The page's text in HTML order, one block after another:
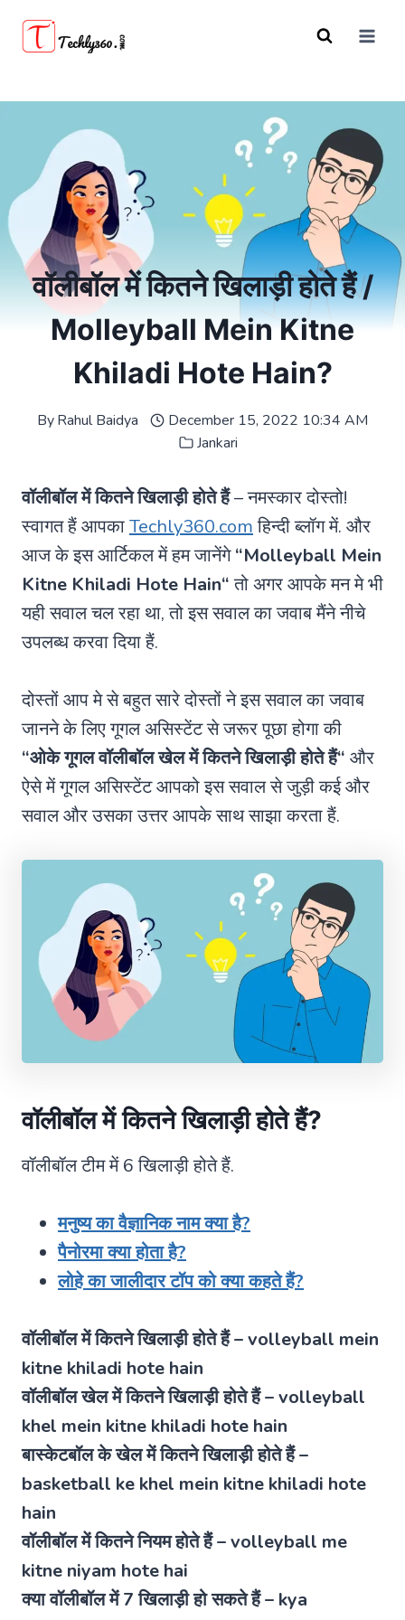
वॉलीबॉल में कितने खिलाड़ी होते हैं /
Molleyball Mein Kitne
Khiladi Hote Hain?
ByRahul Baidya
December 15, 2022 10:34 AM
Jankari
वॉलीबॉल में कितने खिलाड़ी होते हैं– नमस्कार दोस्तो!
स्वागत हैं आपकाTechly360.comहिन्दी ब्लॉग में. और
आज के इस आर्टिकल में हम जानेंगे“Molleyball Mein
Kitne Khiladi Hote Hain“तो अगर आपके मन मे भी
यही सवाल चल रहा था, तो इस सवाल का जवाब मैंने नीचे
उपलब्ध करवा दिया हैं.
दोस्तों आप मे से बहुत सारे दोस्तों ने इस सवाल का जवाब
जानने के लिए गूगल असिस्टेंट से जरूर पूछा होगा की
“ओके गूगलवॉलीबॉल खेल में कितने खिलाड़ी होते हैं“ और
ऐसे में गूगल असिस्टेंट आपको इस सवाल से जुड़ी कई और
सवाल और उसका उत्तर आपके साथ साझा करता हैं.
वॉलीबॉल में कितने खिलाड़ी होते हैं?
वॉलीबॉल टीम में 6 खिलाड़ी होते हैं.
मनुष्य का वैज्ञानिक नाम क्या है?
पैनोरमा क्या होता है?
लोहे का जालीदार टॉप को क्या कहते हैं?
वॉलीबॉल में कितने खिलाड़ी होते हैं – volleyball mein
kitne khiladi hote hain
वॉलीबॉल खेल में कितने खिलाड़ी होते हैं – volleyball
khel mein kitne khiladi hote hain
बास्केटबॉल के खेल में कितने खिलाड़ी होते हैं –
basketball ke khel mein kitne khiladi hote
hain
वॉलीबॉल में कितने नियम होते हैं – volleyball me
kitne niyam hote hai
क्या वॉलीबॉल में 7 खिलाड़ी हो सकते हैं – kya